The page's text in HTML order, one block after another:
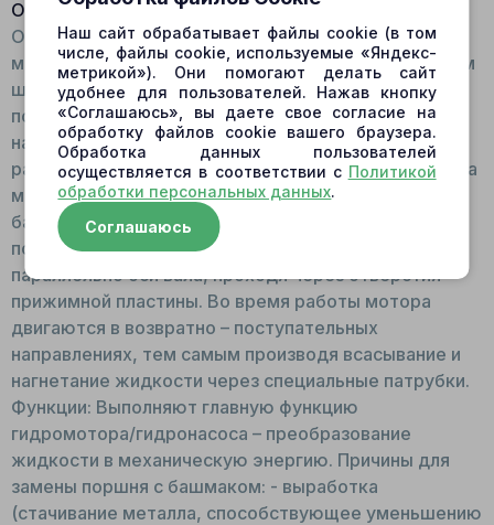
Описание:
Общий вид: Выполнен из двух составляющих:
монолитная конструкция цилиндра со сферовидным
шарниром на торцевой части и башмака -
подвижной части, на поверхности которой
находятся дроссельные канавки. Поршень не
разборный. Для изготовления применяется два вида
металла: для цилиндра - высокопрочная сталь, на
башмак – бронза. Принцип работы: Располагаются
поршни в посадочные места блока цилиндров
параллельно оси вала, проходя через отверстия
прижимной пластины. Во время работы мотора
двигаются в возвратно – поступательных
направлениях, тем самым производя всасывание и
нагнетание жидкости через специальные патрубки.
Функции: Выполняют главную функцию
гидромотора/гидронасоса – преобразование
жидкости в механическую энергию. Причины для
замены поршня с башмаком: - выработка
(стачивание металла, способствующее уменьшению
Наш сайт обрабатывает файлы cookie (в том
числе, файлы cookie, используемые «Яндекс-
метрикой»). Они помогают делать сайт
удобнее для пользователей. Нажав кнопку
«Соглашаюсь», вы даете свое согласие на
обработку файлов cookie вашего браузера.
Обработка данных пользователей
осуществляется в соответствии с Политикой
обработки персональных данных.
Соглашаюсь